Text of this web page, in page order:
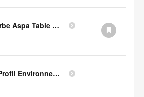
Brochure Viccarbe Aspa Table Basse (en anglais)
Écran Partito - Profil Environnemental Produit